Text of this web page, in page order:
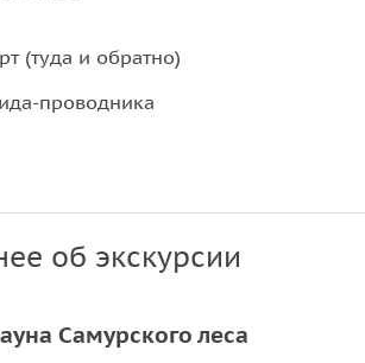
(туда и обратно)
проводника
об экскурсии
Самурского леса